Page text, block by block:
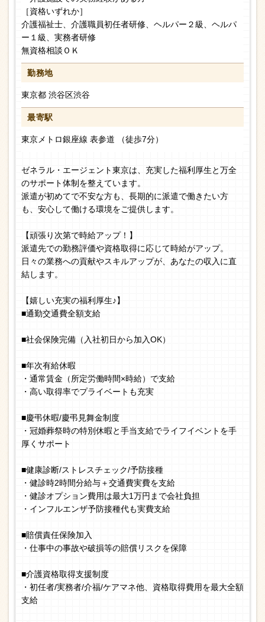
［資格いずれか］
介護福祉士、介護職員初任者研修、ヘルパー２級、ヘルパ
ー１級、実務者研修
無資格相談ＯＫ
勤務地
東京都 渋谷区渋谷
最寄駅
東京メトロ銀座線 表参道 （徒歩7分）
ゼネラル・エージェント東京は、充実した福利厚生と万全
のサポート体制を整えています。
派遣が初めてで不安な方も、長期的に派遣で働きたい方
も、安心して働ける環境をご提供します。
【頑張り次第で時給アップ！】
派遣先での勤務評価や資格取得に応じて時給がアップ。
日々の業務への貢献やスキルアップが、あなたの収入に直
結します。
【嬉しい充実の福利厚生♪】
■通勤交通費全額支給
■社会保険完備（入社初日から加入OK）
■年次有給休暇
・通常賃金（所定労働時間×時給）で支給
・高い取得率でプライベートも充実
■慶弔休暇/慶弔見舞金制度
・冠婚葬祭時の特別休暇と手当支給でライフイベントを手
厚くサポート
■健康診断/ストレスチェック/予防接種
・健診時2時間分給与＋交通費実費を支給
・健診オプション費用は最大1万円まで会社負担
・インフルエンザ予防接種代も実費支給
■賠償責任保険加入
・仕事中の事故や破損等の賠償リスクを保障
■介護資格取得支援制度
・初任者/実務者/介福/ケアマネ他、資格取得費用を最大全額
支給